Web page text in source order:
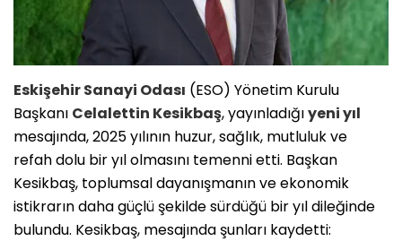
Eskişehir Sanayi Odası (ESO) Yönetim Kurulu
Başkanı Celalettin Kesikbaş, yayınladığıyeni yıl
mesajında, 2025 yılının huzur, sağlık, mutluluk ve
refah dolu bir yıl olmasını temenni etti. Başkan
Kesikbaş, toplumsal dayanışmanın ve ekonomik
istikrarın daha güçlü şekilde sürdüğü bir yıl dileğinde
bulundu. Kesikbaş, mesajında şunları kaydetti: